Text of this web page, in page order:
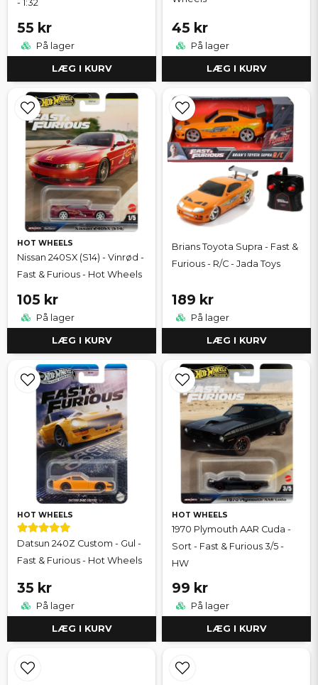
- 1:32
55 kr
På lager
LÆG I KURV
45 kr
På lager
LÆG I KURV
HOT WHEELS
Nissan 240SX (S14) - Vinrød -
Fast & Furious - Hot Wheels
105 kr
På lager
LÆG I KURV
Brians Toyota Supra - Fast &
Furious - R/C - Jada Toys
189 kr
På lager
LÆG I KURV
HOT WHEELS
Datsun 240Z Custom - Gul -
Fast & Furious - Hot Wheels
35 kr
På lager
LÆG I KURV
HOT WHEELS
1970 Plymouth AAR Cuda -
Sort - Fast & Furious 3/5 -
HW
99 kr
På lager
LÆG I KURV